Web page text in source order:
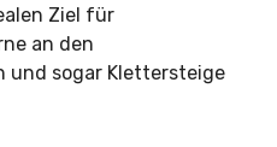
Ziel für
an den
und sogar Klettersteige